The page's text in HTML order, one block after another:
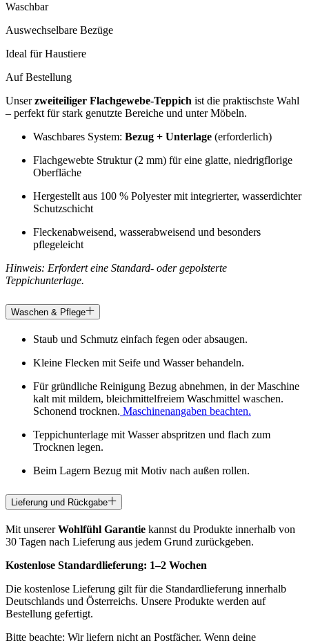
Waschbar
Auswechselbare Bezüge
Ideal für Haustiere
Auf Bestellung
Unserzweiteiliger Flachgewebe-Teppich ist die praktischste Wahl
– perfekt für stark genutzte Bereiche und unter Möbeln.
Waschbares System: Bezug + Unterlage (erforderlich)
Flachgewebte Struktur (2 mm) für eine glatte, niedrigflorige
Oberfläche
Hergestellt aus 100 % Polyester mit integrierter, wasserdichter
Schutzschicht
Fleckenabweisend, wasserabweisend und besonders
pflegeleicht
Hinweis: Erfordert eine Standard- oder gepolsterte
Teppichunterlage.
Waschen & Pflege
Staub und Schmutz einfach fegen oder absaugen.
Kleine Flecken mit Seife und Wasser behandeln.
Für gründliche Reinigung Bezug abnehmen, in der Maschine
kalt mit mildem, bleichmittelfreiem Waschmittel waschen.
Schonend trocknen. Maschinenangaben beachten.
Teppichunterlage mit Wasser abspritzen und flach zum
Trocknen legen.
Beim Lagern Bezug mit Motiv nach außen rollen.
Lieferung und Rückgabe
Mit unsererWohlfühl Garantie kannst du Produkte innerhalb von
30 Tagen nach Lieferung aus jedem Grund zurückgeben.
Kostenlose Standardlieferung: 1–2 Wochen
Die kostenlose Lieferung gilt für die Standardlieferung innerhalb
Deutschlands und Österreichs. Unsere Produkte werden auf
Bestellung gefertigt.
Bitte beachte: Wir liefern nicht an Postfächer. Wenn deine